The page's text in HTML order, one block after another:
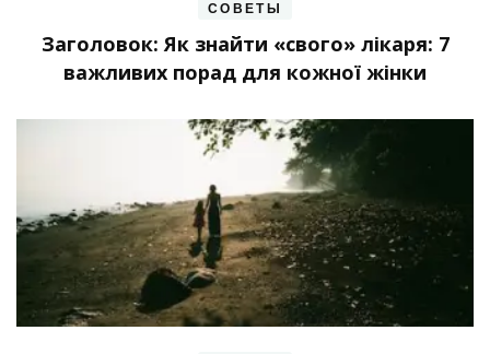
СОВЕТЫ
Заголовок: Як знайти «свого» лікаря: 7
важливих порад для кожної жінки